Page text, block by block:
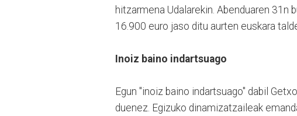
hitzarmena Udalarekin. Abenduaren 31n
16.900 euro jaso ditu aurten euskara
Inoiz baino indartsuago
Egun "inoiz baino indartsuago" dabil
duenez. Egizuko dinamizatzaileak